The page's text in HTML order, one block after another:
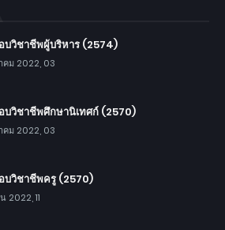
บวิชาชีพผู้บริหาร (2574)
คม 2022, 03
บวิชาชีพศึกษานิเทศก์ (2570)
คม 2022, 03
บวิชาชีพครู (2570)
2022, 11